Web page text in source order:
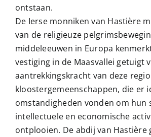
ontstaan.
De Ierse monniken van Hastière
van de religieuze
middeleeuwen in Europa
vestiging in de Maasvallei getuigt
aantrekkingskracht van deze
kloostergemeenschappen, die er
omstandigheden vonden om hun
intellectuele en economische
ontplooien. De abdij van Hastière